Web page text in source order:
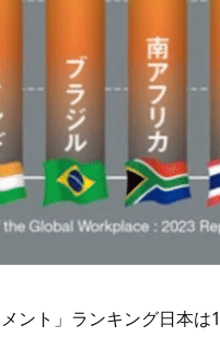
ント」ランキング日本